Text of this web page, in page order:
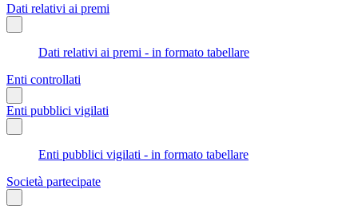
Dati relativi ai premi
Dati relativi ai premi - in formato tabellare
Enti controllati
Enti pubblici vigilati
Enti pubblici vigilati - in formato tabellare
Società partecipate